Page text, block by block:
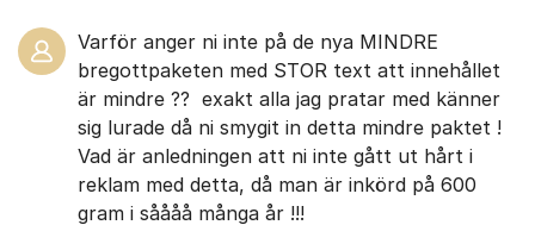
Varför anger ni inte på de nya MINDRE
bregottpaketen med STOR text att innehållet
är mindre ?? exakt alla jag pratar med känner
sig lurade då ni smygit in detta mindre paktet !
Vad är anledningen att ni inte gått ut hårt i
reklam med detta, då man är inkörd på 600
gram i såååå många år !!!